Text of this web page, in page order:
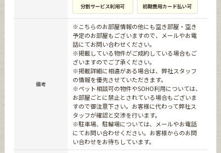
分割サービス利用可 初期費用カード払い可
備考
※こちらのお部屋情報の他にも空き部屋・空き
予定のお部屋もございますので、メールやお電
話にてお問い合わせください。
※掲載している物件がご成約している場合もご
ざいますのでご了承ください。
※掲載詳細に相違がある場合は、弊社スタッフ
の情報を優先させていただきます。
※ペット相談可の物件やSOHO利用については、
お部屋ごとに禁止とされている場合もございま
すので御注意下さい。お客様に代わって弊社ス
タッフが確認と交渉を行います。
※駐車場、駐輪場については、メールやお電話
にてお問い合わせください。お客様からのお問
い合わせをお待ちしています。